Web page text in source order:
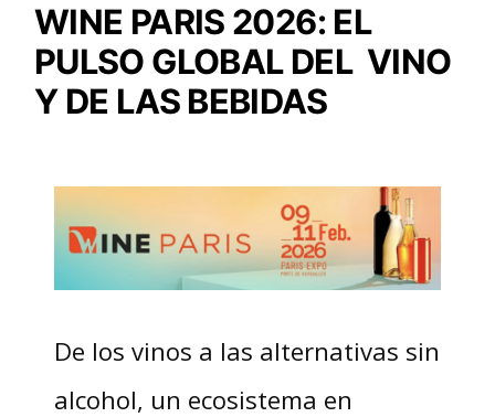
WINE PARIS 2026: EL
PULSO GLOBAL DEL VINO
Y DE LAS BEBIDAS
De los vinos a las alternativas sin
alcohol, un ecosistema en